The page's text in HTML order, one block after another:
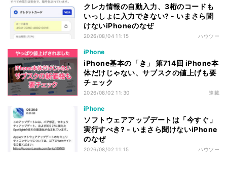
クレカ情報の自動入力、3桁のコードも
いっしょに入力できない? - いまさら聞
けないiPhoneのなぜ
2026/08/04 11:15 ハウツー
iPhone
iPhone基本の「き」 第714回 iPhone本
体だけじゃない、サブスクの値上げも要
チェック
2026/08/02 11:30 連載
iPhone
ソフトウェアアップデートは「今すぐ」
実行すべき? - いまさら聞けないiPhone
のなぜ
2026/08/02 11:15 ハウツー